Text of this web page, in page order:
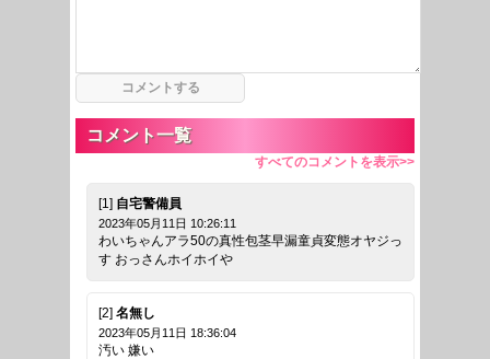
コメント一覧
すべてのコメントを表示>>
[1] 自宅警備員
2023年05月11日 10:26:11
わいちゃんアラ50の真性包茎早漏童貞変態オヤジっ
す おっさんホイホイや
[2] 名無し
2023年05月11日 18:36:04
汚い 嫌い